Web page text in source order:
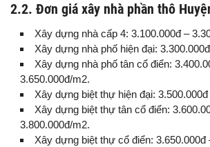
2.2. Đơn giá xây nhà phần thô
Xây dựng nhà cấp 4: 3.100.000đ –
Xây dựng nhà phố hiện đại:
Xây dựng nhà phố tân cổ điển:
3.650.000đ/m2.
Xây dựng biệt thự hiện đại:
Xây dựng biệt thự tân cổ điển:
3.800.000đ/m2.
Xây dựng biệt thự cổ điển: 3.650.000đ